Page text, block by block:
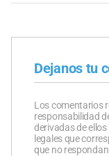
Dejanos tu
Los comentarios
responsabilidad
derivadas de
legales que
que no